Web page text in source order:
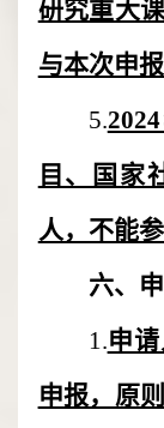
研究重大
与本次申报
5.
目、国家
人，不能
六、
1.申
申报，原